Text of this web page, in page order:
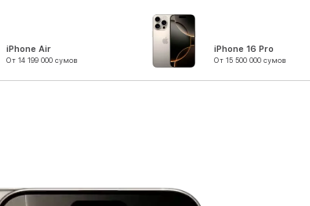
iPhone Air
От 14 199 000 сумов
iPhone 16 Pro
От 15 500 000 сумов